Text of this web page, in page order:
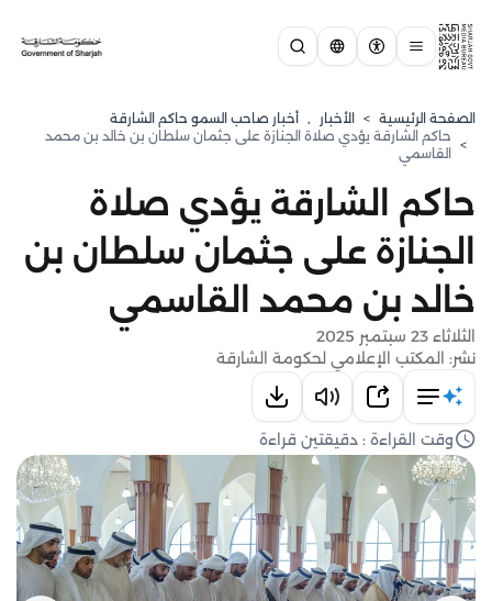
الصفحة الرئيسية > الأخبار , أخبار صاحب السمو حاكم الشارقة
>
حاكم الشارقة يؤدي صلاة الجنازة على جثمان سلطان بن خالد بن محمد
القاسمي
حاكم الشارقة يؤدي صلاة
الجنازة على جثمان سلطان بن
خالد بن محمد القاسمي
الثلاثاء 23 سبتمبر 2025
نشر: المكتب الإعلامي لحكومة الشارقة
وقت القراءة : دقيقتين قراءة